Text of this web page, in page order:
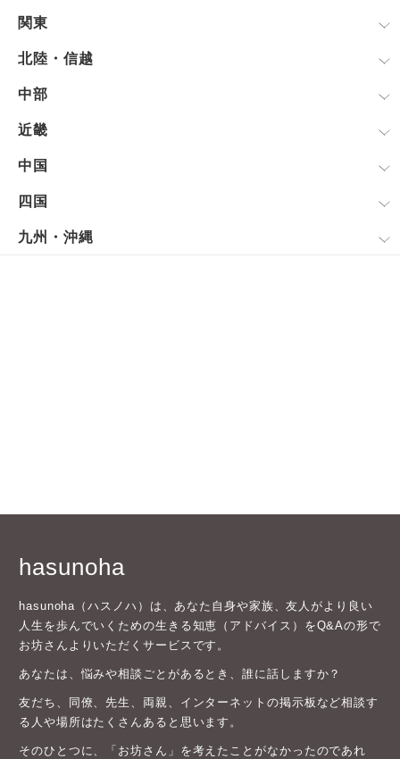
関東
北陸・信越
中部
近畿
中国
四国
九州・沖縄
hasunoha
hasunoha（ハスノハ）は、あなた自身や家族、友人がより良い
人生を歩んでいくための生きる知恵（アドバイス）をQ&Aの形で
お坊さんよりいただくサービスです。
あなたは、悩みや相談ごとがあるとき、誰に話しますか？
友だち、同僚、先生、両親、インターネットの掲示板など相談す
る人や場所はたくさんあると思います。
そのひとつに、「お坊さん」を考えたことがなかったのであれ